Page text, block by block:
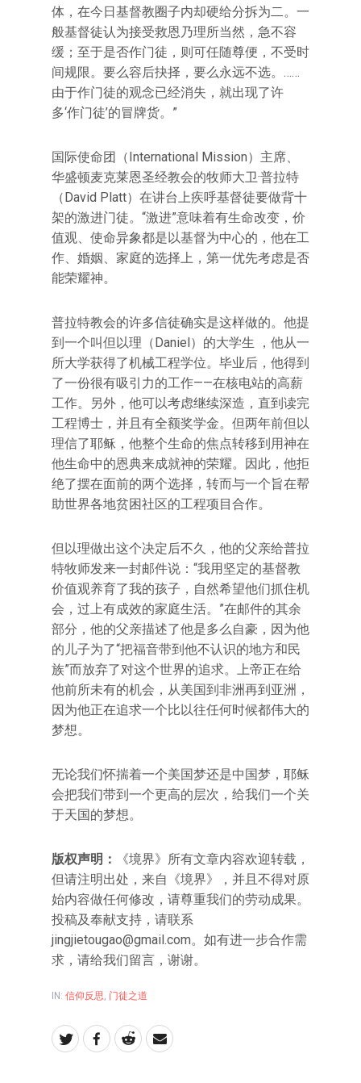
体，在今日基督教圈子内却硬给分拆为二。一
般基督徒认为接受救恩乃理所当然，急不容
缓；至于是否作门徒，则可任随尊便，不受时
间规限。要么容后抉择，要么永远不选。……
由于作门徒的观念已经消失，就出现了许
多‘作门徒’的冒牌货。”
国际使命团（International Mission）主席、
华盛顿麦克莱恩圣经教会的牧师大卫·普拉特
（David Platt）在讲台上疾呼基督徒要做背十
架的激进门徒。“激进”意味着有生命改变，价
值观、使命异象都是以基督为中心的，他在工
作、婚姻、家庭的选择上，第一优先考虑是否
能荣耀神。
普拉特教会的许多信徒确实是这样做的。他提
到一个叫但以理（Daniel）的大学生 ，他从一
所大学获得了机械工程学位。毕业后，他得到
了一份很有吸引力的工作——在核电站的高薪
工作。另外，他可以考虑继续深造，直到读完
工程博士，并且有全额奖学金。但两年前但以
理信了耶稣，他整个生命的焦点转移到用神在
他生命中的恩典来成就神的荣耀。因此，他拒
绝了摆在面前的两个选择，转而与一个旨在帮
助世界各地贫困社区的工程项目合作。
但以理做出这个决定后不久，他的父亲给普拉
特牧师发来一封邮件说：“我用坚定的基督教
价值观养育了我的孩子，自然希望他们抓住机
会，过上有成效的家庭生活。”在邮件的其余
部分，他的父亲描述了他是多么自豪，因为他
的儿子为了“把福音带到他不认识的地方和民
族”而放弃了对这个世界的追求。上帝正在给
他前所未有的机会，从美国到非洲再到亚洲，
因为他正在追求一个比以往任何时候都伟大的
梦想。
无论我们怀揣着一个美国梦还是中国梦，耶稣
会把我们带到一个更高的层次，给我们一个关
于天国的梦想。
版权声明：
《境界》所有文章内容欢迎转载，
但请注明出处，来自《境界》，并且不得对原
始内容做任何修改，请尊重我们的劳动成果。
投稿及奉献支持，请联系
jingjietougao@gmail.com。如有进一步合作需
求，请给我们留言，谢谢。
IN: 信仰反思, 门徒之道